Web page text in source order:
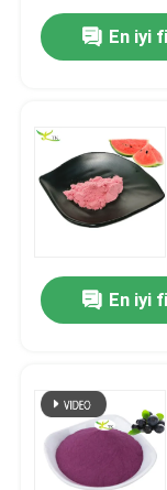
Ürün
Fabrika turu
Bizimle İletişim
En iyi
En iyi